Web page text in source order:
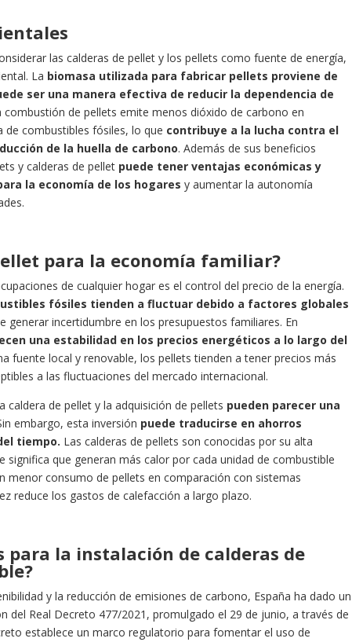
las calderas de pellet y los pellets como fuente de energía,
La biomasa utilizada para fabricar pellets proviene de
ser una manera efectiva de reducir la dependencia de
combustión de pellets emite menos dióxido de carbono en
de combustibles fósiles, lo que contribuye a la lucha contra el
de la huella de carbono. Además de sus beneficios
y calderas de pellet puede tener ventajas económicas y
la economía de los hogares y aumentar la autonomía
para la economía familiar?
de cualquier hogar es el control del precio de la energía.
fósiles tienden a fluctuar debido a factores globales
generar incertidumbre en los presupuestos familiares. En
una estabilidad en los precios energéticos a lo largo del
fuente local y renovable, los pellets tienden a tener precios más
a las fluctuaciones del mercado internacional.
caldera de pellet y la adquisición de pellets pueden parecer una
embargo, esta inversión puede traducirse en ahorros
tiempo. Las calderas de pellets son conocidas por su alta
significa que generan más calor por cada unidad de combustible
menor consumo de pellets en comparación con sistemas
reduce los gastos de calefacción a largo plazo.
para la instalación de calderas de
y la reducción de emisiones de carbono, España ha dado un
del Real Decreto 477/2021, promulgado el 29 de junio, a través de
establece un marco regulatorio para fomentar el uso de